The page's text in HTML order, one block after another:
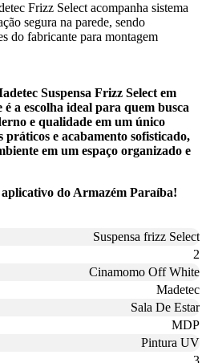
Frizz Select acompanha sistema
segura na parede, sendo
do fabricante para montagem
Suspensa Frizz Select em
a escolha ideal para quem busca
e qualidade em um único
e acabamento sofisticado,
em um espaço organizado e
do Armazém Paraíba!
Suspensa frizz Select
2
Cinamomo Off White
Madetec
Sala De Estar
MDP
Pintura UV